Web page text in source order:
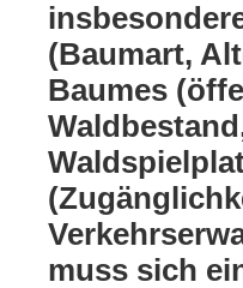
(Baumart,
Baumes
muss sich